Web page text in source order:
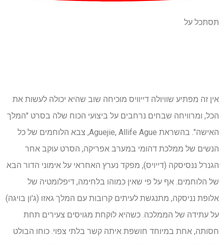
תסתכל על
אין זה מפתיע שוויולה דייוויס מוכיחה שוב שהיא יכולה לעשות את
הכל, ומרוויחה שבחים נרחבים על ביצועי הכוח שלה בסרט "המלך
האישה". בהשראת Aguejie, Allife Ague, צבא הלוחמים של כל
הנשים של ממלכת דהומי במערב אפריקה, הסרט עוקב אחר
הגנרל ננסיסקה (דייויס), מפקד נערץ האחראי על אימוני הדור הבא
של הלוחמים. אף על פי שאין כמוהו בלחימה, דיפלומטיה של
אלופת נניסקה, מתנגשת לעיתים קרובות עם המלך גאזו (ג'ון בויגה)
על עתידה של הממלכה. כשהיא לוקחת מגויסים צעירים תחת
חסותה, אחת במיוחד חושפת איתה קשר בלתי צפוי. כוחו הבולט